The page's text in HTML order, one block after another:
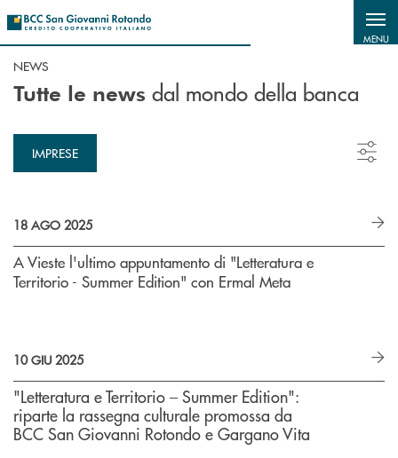
MENU
NEWS
Tutte le news dal mondo della banca
IMPRESE
18 AGO 2025
A Vieste l'ultimo appuntamento di "Letteratura e
Territorio - Summer Edition" con Ermal Meta
10 GIU 2025
"Letteratura e Territorio – Summer Edition":
riparte la rassegna culturale promossa da
BCC San Giovanni Rotondo e Gargano Vita